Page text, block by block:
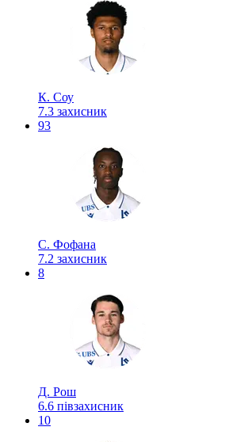
К. Соу
7.3 захисник
93
С. Фофана
7.2 захисник
8
Д. Рош
6.6 півзахисник
10